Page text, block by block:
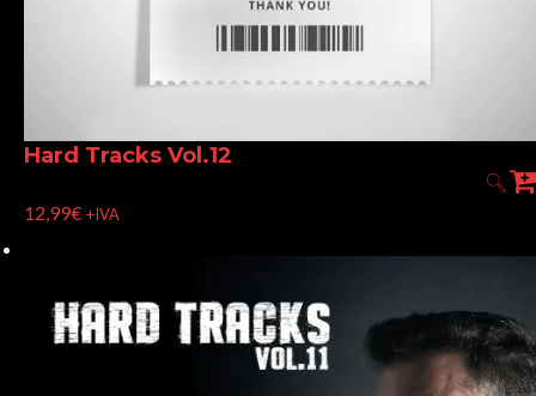
Hard Tracks Vol.12
12,99€+IVA